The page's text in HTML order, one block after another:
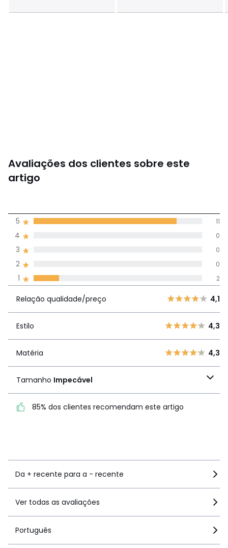
Avaliações dos clientes sobre este
artigo
4,4
(13)
1
2
3
5
qualidade/preço
4,1
4,3
4,3
85% dos clientes
1 2
2 0
3 0
4 0
5 11
Relação qualidade/preço 4,1
Estilo 4,3
Matéria 4,3
Tamanho Impecável
85% dos clientes recomendam este artigo
Da + recente para a - recente
Ver todas as avaliações
Português